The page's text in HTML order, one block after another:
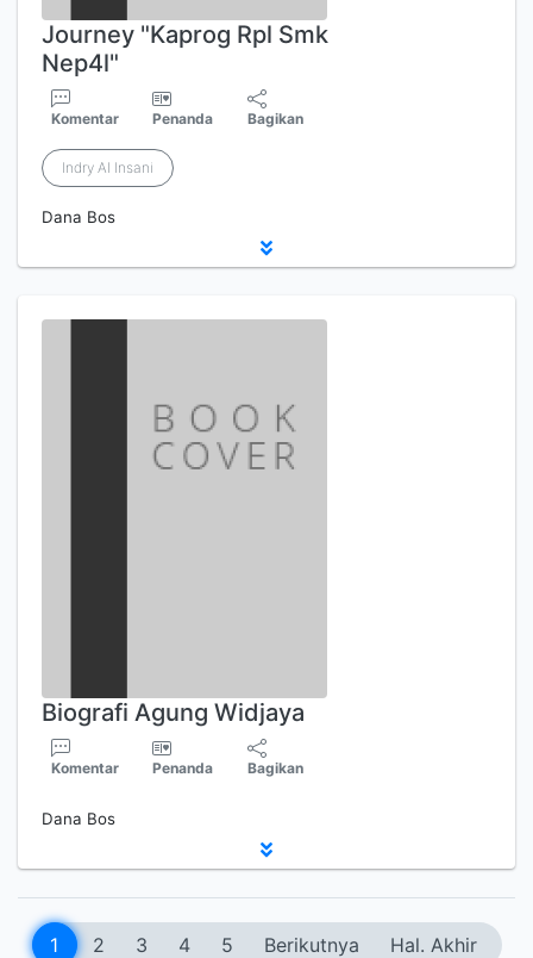
Journey "Kaprog Rpl Smk
Nep4l"
Komentar Penanda Bagikan
Indry Al Insani
Dana Bos
Biografi Agung Widjaya
Komentar Penanda Bagikan
Dana Bos
1 2 3 4 5 Berikutnya Hal. Akhir